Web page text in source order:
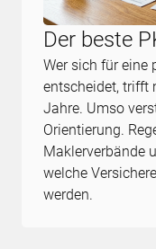
Der beste
Wer sich für eine
entscheidet, trifft
Jahre. Umso
Orientierung.
Maklerverbände
welche
werden.